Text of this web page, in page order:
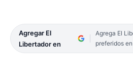
Agregar El
Libertador en
Agrega El
preferidos